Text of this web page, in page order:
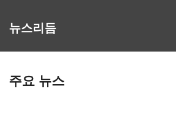
뉴스리듬
주요 뉴스